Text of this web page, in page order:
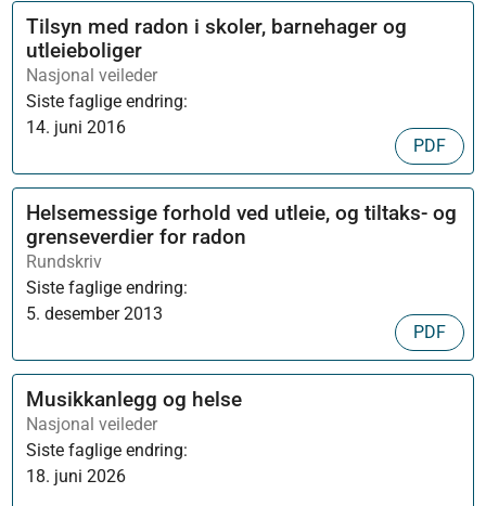
Tilsyn med radon i skoler, barnehager og
utleieboliger
Nasjonal veileder
Siste faglige endring:
14. juni 2016
PDF
Helsemessige forhold ved utleie, og tiltaks- og
grenseverdier for radon
Rundskriv
Siste faglige endring:
5. desember 2013
PDF
Musikkanlegg og helse
Nasjonal veileder
Siste faglige endring:
18. juni 2026